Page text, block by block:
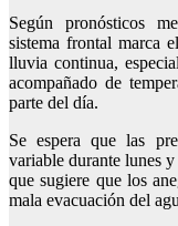
Según pronósticos
sistema frontal marca
lluvia continua,
acompañado de
parte del día.
Se espera que las
variable durante lunes
que sugiere que los
mala evacuación del